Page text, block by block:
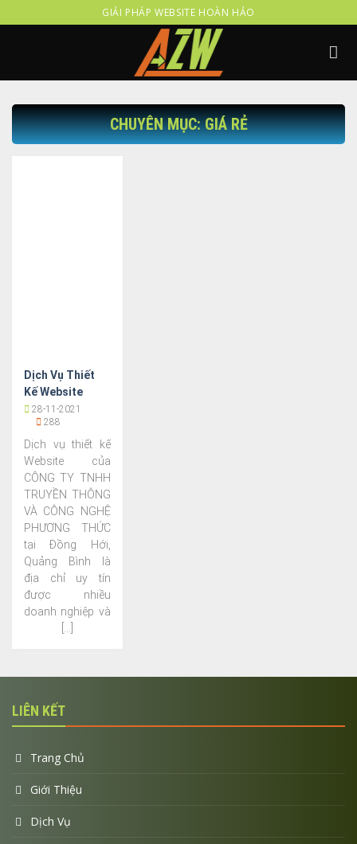
to
GIẢI PHÁP WEBSITE HOÀN HẢO
CHUYÊN MỤC: GIÁ RẺ
Dịch Vụ Thiết
Kế Website
Chuyên Nghiệp,
Uy Tín Tại
Quảng Bình
28-11-2021
288
Dịch vụ thiết kế
Website của
CÔNG TY TNHH
TRUYỀN THÔNG
VÀ CÔNG NGHỆ
PHƯƠNG THỨC
tại Đồng Hới,
Quảng Bình là
địa chỉ uy tín
được nhiều
doanh nghiệp và
LIÊN KẾT
Trang Chủ
Giới Thiệu
Dịch Vụ